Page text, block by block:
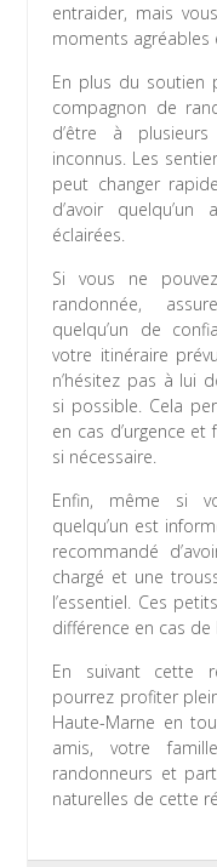
entraider, mais
moments agréables
En plus du soutien
compagnon de
d’être à
inconnus. Les
peut changer
d’avoir
éclairées.
Si vous ne
randonnée,
quelqu’un de
votre itinéraire
n’hésitez pas à lui
si possible. Cela
en cas d’urgence
si nécessaire.
Enfin, même si
quelqu’un est
recommandé
chargé et une
l’essentiel. Ces
différence en cas de
En suivant cette
pourrez profiter
Haute-Marne en
amis, votre
randonneurs et
naturelles de cette